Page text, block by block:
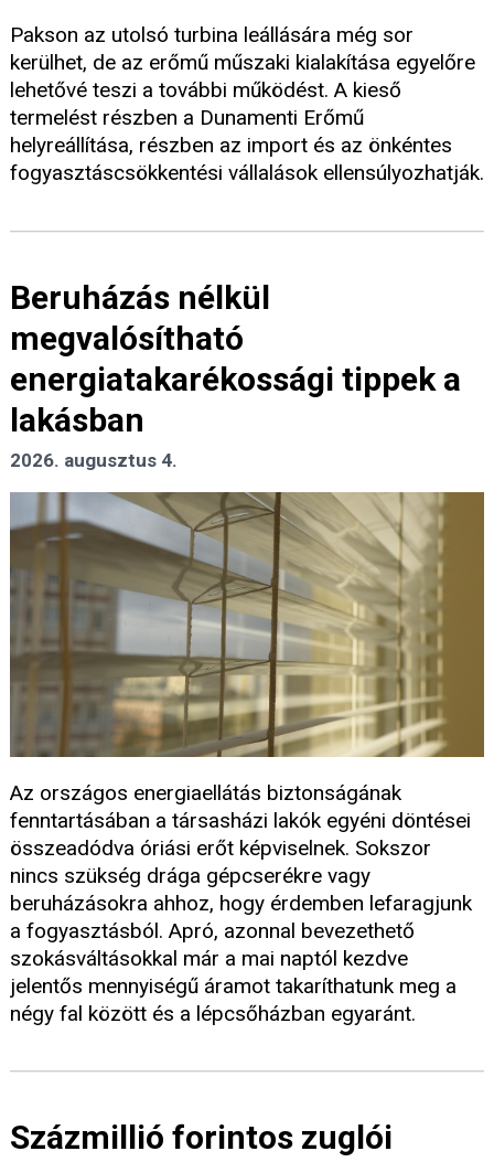
Pakson az utolsó turbina leállására még sor
kerülhet, de az erőmű műszaki kialakítása egyelőre
lehetővé teszi a további működést. A kieső
termelést részben a Dunamenti Erőmű
helyreállítása, részben az import és az önkéntes
fogyasztáscsökkentési vállalások ellensúlyozhatják.
Beruházás nélkül
megvalósítható
energiatakarékossági tippek a
lakásban
2026. augusztus 4.
Az országos energiaellátás biztonságának
fenntartásában a társasházi lakók egyéni döntései
összeadódva óriási erőt képviselnek. Sokszor
nincs szükség drága gépcserékre vagy
beruházásokra ahhoz, hogy érdemben lefaragjunk
a fogyasztásból. Apró, azonnal bevezethető
szokásváltásokkal már a mai naptól kezdve
jelentős mennyiségű áramot takaríthatunk meg a
négy fal között és a lépcsőházban egyaránt.
Százmillió forintos zuglói